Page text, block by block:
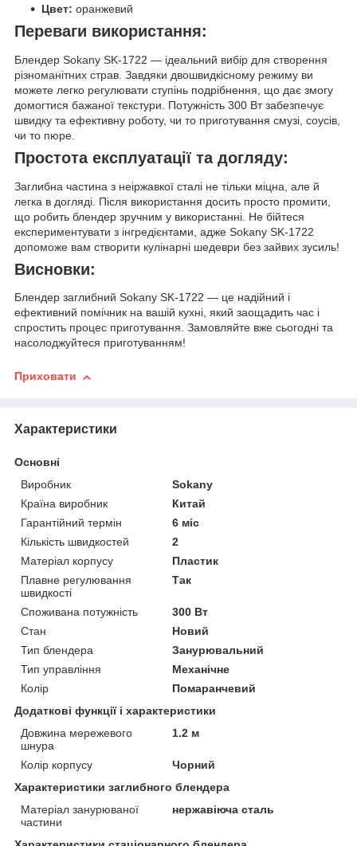
Цвет: оранжевий
Переваги використання:
Блендер Sokany SK-1722 — ідеальний вибір для створення
різноманітних страв. Завдяки двошвидкісному режиму ви
можете легко регулювати ступінь подрібнення, що дає змогу
домогтися бажаної текстури. Потужність 300 Вт забезпечує
швидку та ефективну роботу, чи то приготування смузі, соусів,
чи то пюре.
Простота експлуатації та догляду:
Заглибна частина з неіржавкої сталі не тільки міцна, але й
легка в догляді. Після використання досить просто промити,
що робить блендер зручним у використанні. Не бійтеся
експериментувати з інгредієнтами, адже Sokany SK-1722
допоможе вам створити кулінарні шедеври без зайвих зусиль!
Висновки:
Блендер заглибний Sokany SK-1722 — це надійний і
ефективний помічник на вашій кухні, який заощадить час і
спростить процес приготування. Замовляйте вже сьогодні та
насолоджуйтеся приготуванням!
Приховати
Характеристики
Основні
Виробник
Sokany
Країна виробник
Китай
Гарантійний термін
6 міс
Кількість швидкостей
2
Матеріал корпусу
Пластик
Плавне регулювання
швидкості
Так
Споживана потужність
300 Вт
Стан
Новий
Тип блендера
Занурювальний
Тип управління
Механічне
Колір
Помаранчевий
Додаткові функції і характеристики
Довжина мережевого
шнура
1.2 м
Колір корпусу
Чорний
Характеристики заглибного блендера
Матеріал занурюваної
частини
нержавіюча сталь